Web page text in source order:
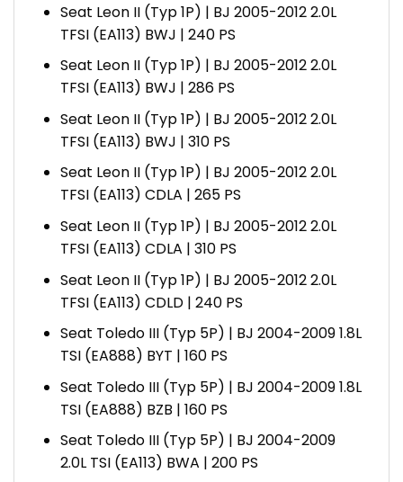
Seat Leon II (Typ 1P) | BJ 2005-2012 2.0L
TFSI (EA113) BWJ | 240 PS
Seat Leon II (Typ 1P) | BJ 2005-2012 2.0L
TFSI (EA113) BWJ | 286 PS
Seat Leon II (Typ 1P) | BJ 2005-2012 2.0L
TFSI (EA113) BWJ | 310 PS
Seat Leon II (Typ 1P) | BJ 2005-2012 2.0L
TFSI (EA113) CDLA | 265 PS
Seat Leon II (Typ 1P) | BJ 2005-2012 2.0L
TFSI (EA113) CDLA | 310 PS
Seat Leon II (Typ 1P) | BJ 2005-2012 2.0L
TFSI (EA113) CDLD | 240 PS
Seat Toledo III (Typ 5P) | BJ 2004-2009 1.8L
TSI (EA888) BYT | 160 PS
Seat Toledo III (Typ 5P) | BJ 2004-2009 1.8L
TSI (EA888) BZB | 160 PS
Seat Toledo III (Typ 5P) | BJ 2004-2009
2.0L TSI (EA113) BWA | 200 PS